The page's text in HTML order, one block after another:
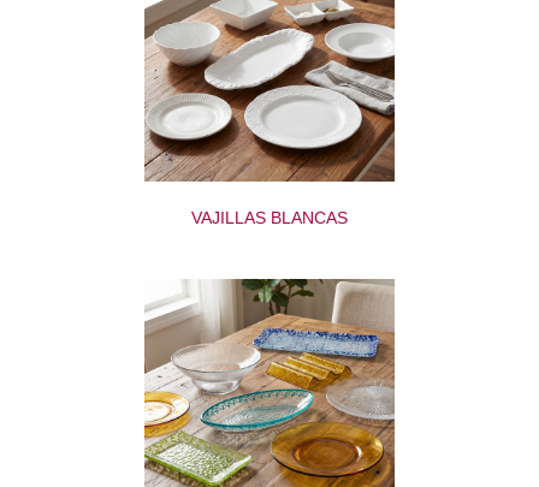
VAJILLAS BLANCAS